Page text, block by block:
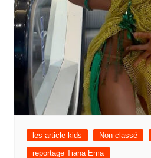
les article kids Non classé
reportage Tiana Ema